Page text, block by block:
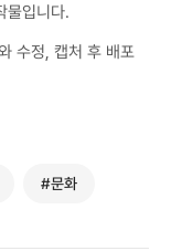
물입니다.
수정, 캡처 후 배포
#문화